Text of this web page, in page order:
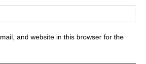
and website in this browser for the